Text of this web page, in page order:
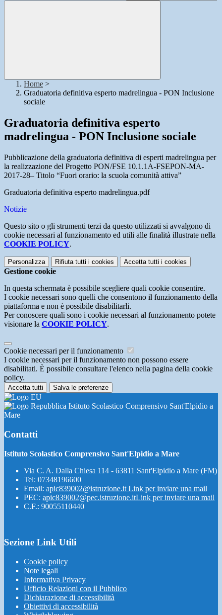
Home >
Graduatoria definitiva esperto madrelingua - PON Inclusione
sociale
Graduatoria definitiva esperto
madrelingua - PON Inclusione sociale
Pubblicazione della graduatoria definitiva di esperti madrelingua per
la realizzazione del Progetto PON/FSE 10.1.1A-FSEPON-MA-
2017-28– Titolo “Fuori orario: la scuola comunità attiva”
Graduatoria definitiva esperto madrelingua.pdf
Notizie
Questo sito o gli strumenti terzi da questo utilizzati si avvalgono di
cookie necessari al funzionamento ed utili alle finalità illustrate nella
COOKIE POLICY.
Personalizza Rifiuta tutti i cookies Accetta tutti i cookies
Gestione cookie
In questa schermata è possibile scegliere quali cookie consentire.
I cookie necessari sono quelli che consentono il funzionamento della
piattaforma e non è possibile disabilitarli.
Per conoscere quali sono i cookie necessari al funzionamento potete
visionare la COOKIE POLICY.
Cookie necessari per il funzionamento
I cookie necessari per il funzionamento non possono essere
disabilitati. È possibile consultare l'elenco nella pagina della cookie
policy.
Accetta tutti Salva le preferenze
Istituto Scolastico Comprensivo Sant'Elpidio a
Mare
Contatti
Istituto Scolastico Comprensivo Sant'Elpidio a Mare
Via C. A. Dalla Chiesa 114 - 63811 Sant'Elpidio a Mare (FM)
Tel: 07348196600
Email: apic839002@istruzione.it Link per inviare una mail
PEC: apic839002@pec.istruzione.itLink per inviare una mail
C.F.: 90055110440
Sezione Link Utili
Cookie policy
Note legali
Informativa Privacy
Ufficio Relazioni con il Pubblico
Dichiarazione di accessibilità
Obiettivi di accessibilità